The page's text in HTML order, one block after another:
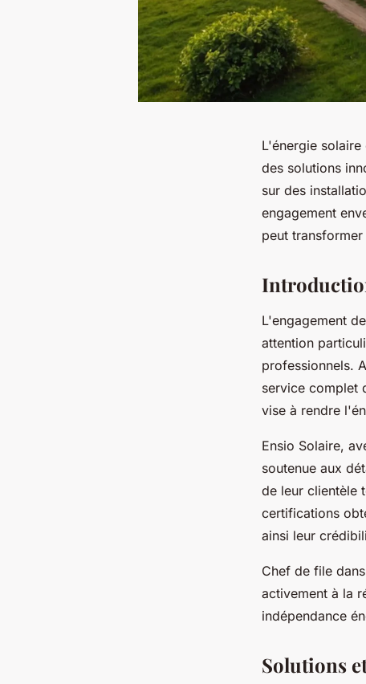
L'énergie
des solutions
sur des
engagement
peut
L'engagement de
attention
professionnels.
service complet
vise à rendre
Ensio Solaire,
soutenue aux
de leur clientèle
certifications
ainsi leur
Chef de file
activement à la
indépendance
Solutions